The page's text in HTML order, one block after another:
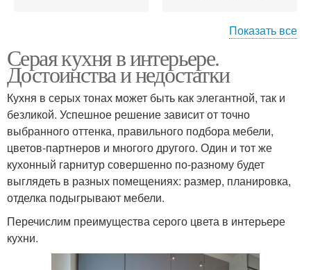
столешницей
Серые кухни
Кухни в серых тонах Кухня в серых тонах
Тона с яркими
акцентами
Показать все
Серая кухня в интерьере.
Достоинства и недостатки
Кухня в серых тонах может быть как элегантной, так и
безликой. Успешное решение зависит от точно
выбранного оттенка, правильного подбора мебели,
цветов-партнеров и многого другого. Один и тот же
кухонный гарнитур совершенно по-разному будет
выглядеть в разных помещениях: размер, планировка,
отделка подыгрывают мебели.
Перечислим преимущества серого цвета в интерьере
кухни.